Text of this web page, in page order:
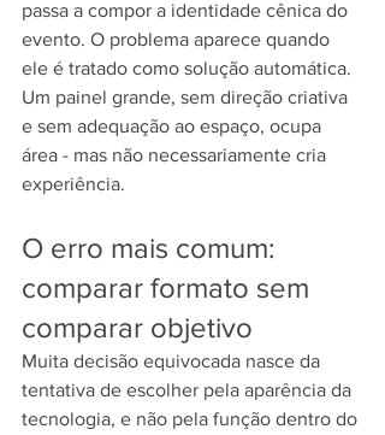
passa a compor a identidade cênica do
evento. O problema aparece quando
ele é tratado como solução automática.
Um painel grande, sem direção criativa
e sem adequação ao espaço, ocupa
área - mas não necessariamente cria
experiência.
O erro mais comum:
comparar formato sem
comparar objetivo
Muita decisão equivocada nasce da
tentativa de escolher pela aparência da
tecnologia, e não pela função dentro do